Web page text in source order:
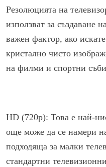
Резолюцията на
използват за създаване
важен фактор, ако
кристално чисто
на филми и спортни
HD (720p): Това е най-
още може да се намери
подходяща за малки
стандартни